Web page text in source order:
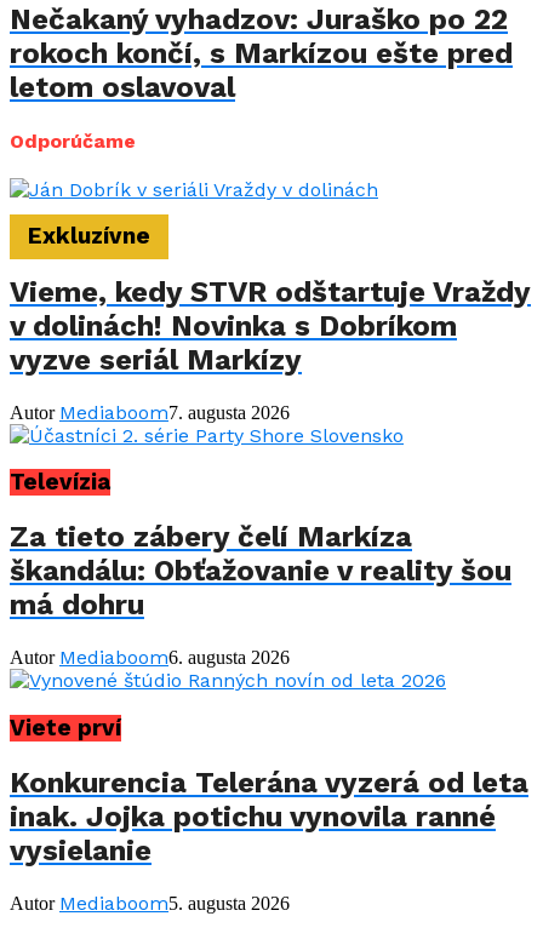
Nečakaný vyhadzov: Juraško po 22
rokoch končí, s Markízou ešte pred
letom oslavoval
Odporúčame
Exkluzívne
Vieme, kedy STVR odštartuje Vraždy
v dolinách! Novinka s Dobríkom
vyzve seriál Markízy
Autor Mediaboom7. augusta 2026
Televízia
Za tieto zábery čelí Markíza
škandálu: Obťažovanie v reality šou
má dohru
Autor Mediaboom6. augusta 2026
Viete prví
Konkurencia Telerána vyzerá od leta
inak. Jojka potichu vynovila ranné
vysielanie
Autor Mediaboom5. augusta 2026